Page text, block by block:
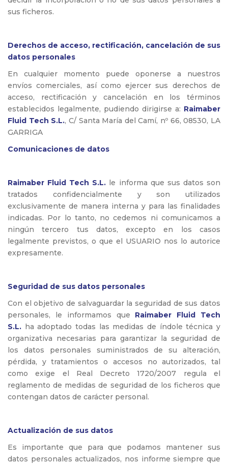
sus ficheros.
Derechos de acceso, rectificación, cancelación de sus
datos personales
En cualquier momento puede oponerse a nuestros
envíos comerciales, así como ejercer sus derechos de
acceso, rectificación y cancelación en los términos
establecidos legalmente, pudiendo dirigirse a: Raimaber
Fluid Tech S.L., C/ Santa María del Camí, nº 66, 08530, LA
GARRIGA
Comunicaciones de datos
Raimaber Fluid Tech S.L. le informa que sus datos son
tratados confidencialmente y son utilizados
exclusivamente de manera interna y para las finalidades
indicadas. Por lo tanto, no cedemos ni comunicamos a
ningún tercero tus datos, excepto en los casos
legalmente previstos, o que el USUARIO nos lo autorice
expresamente.
Seguridad de sus datos personales
Con el objetivo de salvaguardar la seguridad de sus datos
personales, le informamos que Raimaber Fluid Tech
S.L. ha adoptado todas las medidas de índole técnica y
organizativa necesarias para garantizar la seguridad de
los datos personales suministrados de su alteración,
pérdida, y tratamientos o accesos no autorizados, tal
como exige el Real Decreto 1720/2007 regula el
reglamento de medidas de seguridad de los ficheros que
contengan datos de carácter personal.
Actualización de sus datos
Es importante que para que podamos mantener sus
datos personales actualizados, nos informe siempre que